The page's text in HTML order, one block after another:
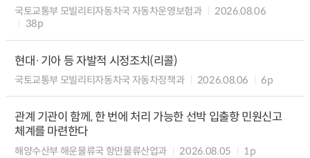
국토교통부 모빌리티자동차국 자동차운영보험과
2026.08.06
38p
현대·기아 등 자발적 시정조치(리콜)
국토교통부 모빌리티자동차국 자동차정책과 2026.08.06 6p
관계 기관이 함께, 한 번에 처리 가능한 선박 입출항 민원신고
체계를 마련한다
해양수산부 해운물류국 항만물류산업과 2026.08.05 1p